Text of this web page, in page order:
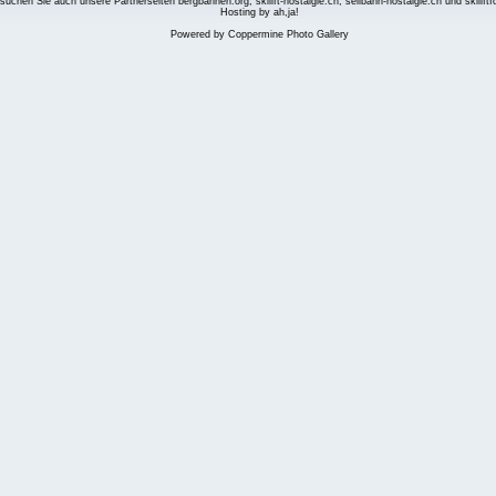
Hosting by ah,ja!
Powered by Coppermine Photo Gallery